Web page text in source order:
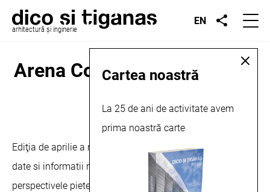
arhitectură și inginerie
EN
Arena Construcţiilor, articol,
aprilie 6, 2023
Ediţia de aprilie a revistei Arena Constructiilor cuprinde
date si informatii referitoare la situatia actuala si
perspectivele pietei nationale de constructii si instalatii,
Cartea noastră
La 25 de ani de activitate avem
prima noastră carte